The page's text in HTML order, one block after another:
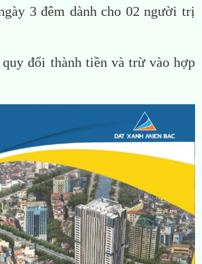
3 đêm dành cho 02 người trị
quy đổi thành tiền và trừ vào hợp